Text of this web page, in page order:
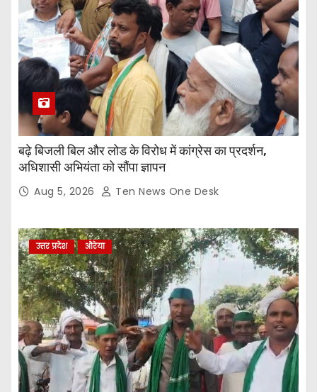
बढ़े बिजली बिल और लोड के विरोध में कांग्रेस का प्रदर्शन,
अधिशासी अभियंता को सौंपा ज्ञापन
Aug 5, 2026 Ten News One Desk
उत्तर प्रदेश औरेया